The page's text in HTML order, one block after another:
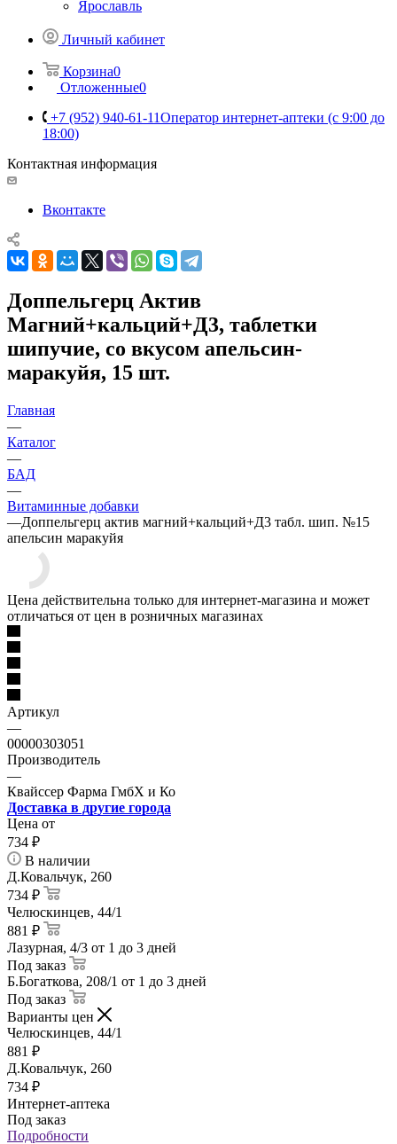
Ярославль
Личный кабинет
Корзина0
Отложенные0
+7 (952) 940-61-11Оператор интернет-аптеки (с 9:00 до
18:00)
Контактная информация
Вконтакте
Доппельгерц Актив
Магний+кальций+Д3, таблетки
шипучие, со вкусом апельсин-
маракуйя, 15 шт.
Главная
—
Каталог
—
БАД
—
Витаминные добавки
—Доппельгерц актив магний+кальций+Д3 табл. шип. №15
апельсин маракуйя
Цена действительна только для интернет-магазина и может
отличаться от цен в розничных магазинах
Артикул
—
00000303051
Производитель
—
Квайссер Фарма ГмбХ и Ко
Доставка в другие города
Цена от
734 ₽
В наличии
Д.Ковальчук, 260
734 ₽
Челюскинцев, 44/1
881 ₽
Лазурная, 4/3 от 1 до 3 дней
Под заказ
Б.Богаткова, 208/1 от 1 до 3 дней
Под заказ
Варианты цен
Челюскинцев, 44/1
881 ₽
Д.Ковальчук, 260
734 ₽
Интернет-аптека
Под заказ
Подробности